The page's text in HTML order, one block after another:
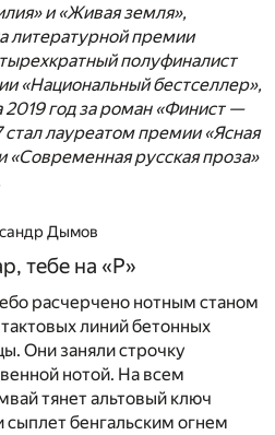
и «Живая земля»,
литературной премии
полуфиналист
«Национальный бестселлер»,
2019 год за роман «Финист —
стал лауреатом премии «Ясная
«Современная русская проза»
Дымов
тебе на «Р»
расчерчено нотным станом
линий бетонных
Они заняли строчку
нотой. На всем
тянет альтовый ключ
бенгальским огнем